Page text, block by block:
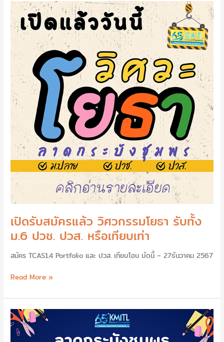
เปิดรับสมัครแล้ว วิศวกรรมโยธา รับทั้ง
ม.6 ปวช. ปวส. หรือเทียบเท่า
สมัคร TCAS1.4 Portfolio และ ปวส. เทียบโอน บัดนี้ – 27ธันวาคม 2567
เปิด
รับ
สมัคร
แล้ว
วิศวกรรม
โยธา
รับ
ทั้ง
ม.6
ปวช.
ปวส.
หรือ
เทียบ
เท่า
Read More »
ประกาศ
ราย
ชื่อ